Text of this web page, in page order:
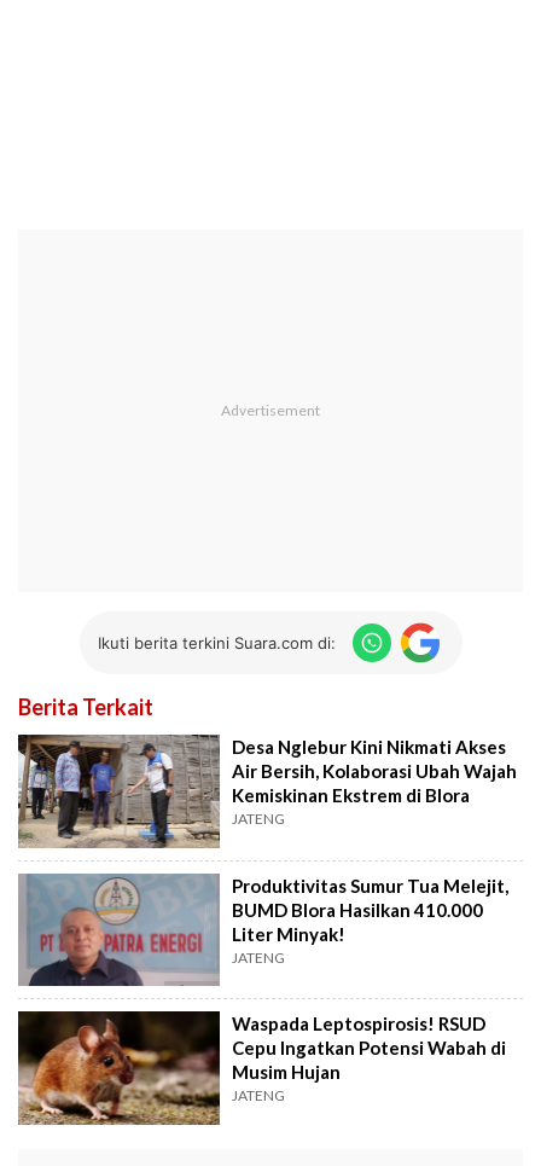
Ikuti berita terkini Suara.com di:
Berita Terkait
Desa Nglebur Kini Nikmati Akses
Air Bersih, Kolaborasi Ubah Wajah
Kemiskinan Ekstrem di Blora
JATENG
Produktivitas Sumur Tua Melejit,
BUMD Blora Hasilkan 410.000
Liter Minyak!
JATENG
Waspada Leptospirosis! RSUD
Cepu Ingatkan Potensi Wabah di
Musim Hujan
JATENG